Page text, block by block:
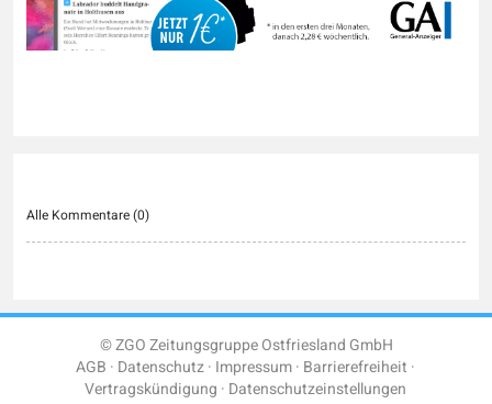
Alle Kommentare (0)
© ZGO Zeitungsgruppe Ostfriesland GmbH
AGB Datenschutz Impressum Barrierefreiheit
Vertragskündigung Datenschutzeinstellungen